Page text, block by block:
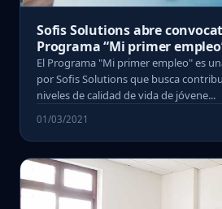
Sofis Solutions abre
Programa “Mi primer
El Programa "Mi primer empleo" es
por Sofis Solutions que busca
niveles de calidad de vida de jóvene...
01/03/2021